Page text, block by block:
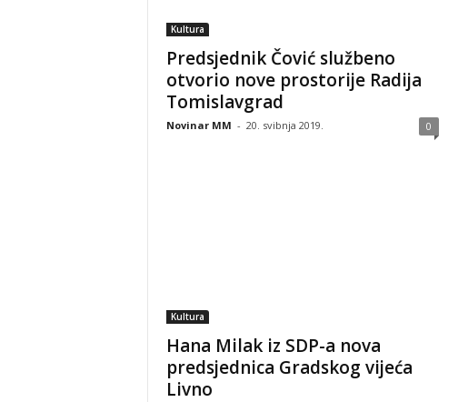
Kultura
Predsjednik Čović službeno
otvorio nove prostorije Radija
Tomislavgrad
Novinar MM - 20. svibnja 2019. 0
Kultura
Hana Milak iz SDP-a nova
predsjednica Gradskog vijeća
Livno